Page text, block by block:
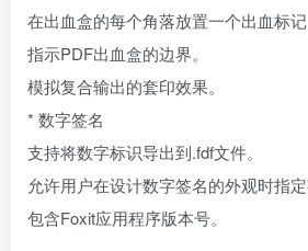
在出血盒的每个角落放置一个出血标
指示PDF出血盒的边界。
模拟复合输出的套印效果。
* 数字签名
支持将数字标识导出到.fdf文件。
允许用户在设计数字签名的外观时指
包含Foxit应用程序版本号。